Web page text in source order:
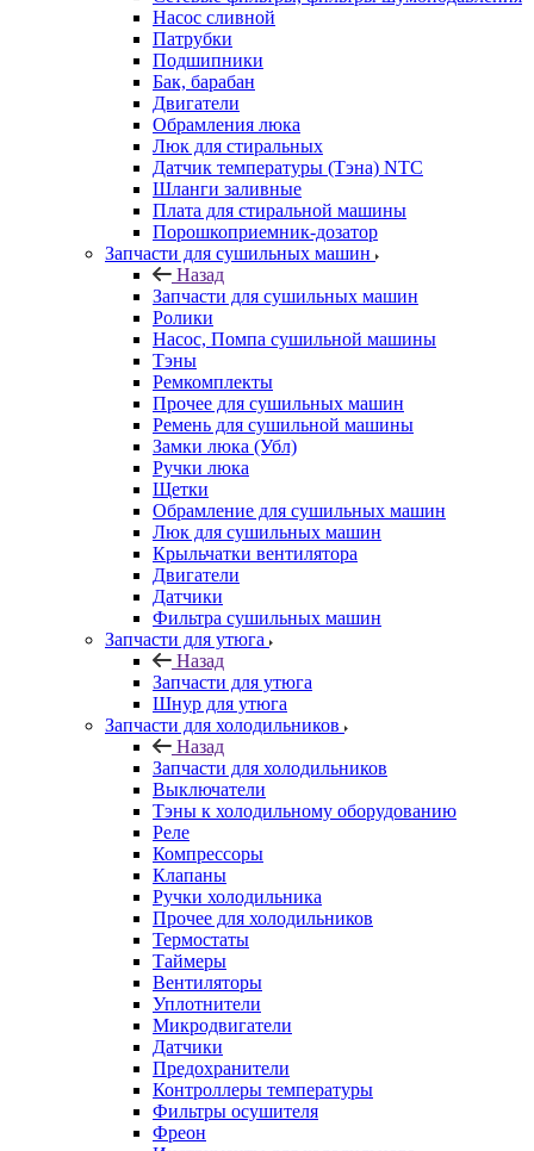
Насос сливной
Патрубки
Подшипники
Бак, барабан
Двигатели
Обрамления люка
Люк для стиральных
Датчик температуры (Тэна) NTC
Шланги заливные
Плата для стиральной машины
Порошкоприемник-дозатор
Запчасти для сушильных машин
Назад
Запчасти для сушильных машин
Ролики
Насос, Помпа сушильной машины
Тэны
Ремкомплекты
Прочее для сушильных машин
Ремень для сушильной машины
Замки люка (Убл)
Ручки люка
Щетки
Обрамление для сушильных машин
Люк для сушильных машин
Крыльчатки вентилятора
Двигатели
Датчики
Фильтра сушильных машин
Запчасти для утюга
Назад
Запчасти для утюга
Шнур для утюга
Запчасти для холодильников
Назад
Запчасти для холодильников
Выключатели
Тэны к холодильному оборудованию
Реле
Компрессоры
Клапаны
Ручки холодильника
Прочее для холодильников
Термостаты
Таймеры
Вентиляторы
Уплотнители
Микродвигатели
Датчики
Предохранители
Контроллеры температуры
Фильтры осушителя
Фреон